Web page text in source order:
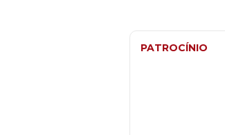
PATROCÍNIO